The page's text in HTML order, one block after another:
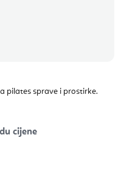
pilates sprave i prostirke.
cijene